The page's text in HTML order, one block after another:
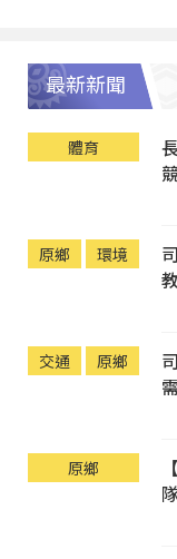
最新新聞
體育
原鄉 環境
交通 原鄉
原鄉